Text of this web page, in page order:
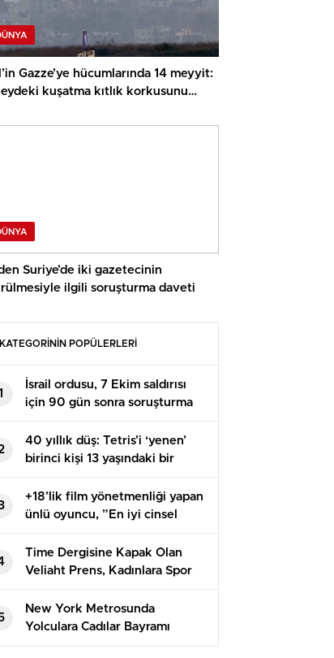
Gazze’ye hücumlarında 14 meyyit:
kuşatma kıtlık korkusunu
Suriye’de iki gazetecinin
ilgili soruşturma daveti
KATEGORİNİN POPÜLERLERİ
İsrail ordusu, 7 Ekim saldırısı
için 90 gün sonra soruşturma
başlattı
40 yıllık düş: Tetris’i ‘yenen’
birinci kişi 13 yaşındaki bir
çocuk oldu
+18’lik film yönetmenliği yapan
ünlü oyuncu, ”En iyi cinsel
içerikli film yönetmeni”
ödülünü kaptı!
Time Dergisine Kapak Olan
Veliaht Prens, Kadınlara Spor
İznini Savundu: Peygamberimiz
Eşiyle Yarıştı
New York Metrosunda
Yolculara Cadılar Bayramı
Sürprizi Yapıldı